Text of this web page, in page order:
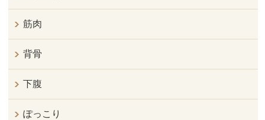
筋肉
背骨
下腹
ぽっこり